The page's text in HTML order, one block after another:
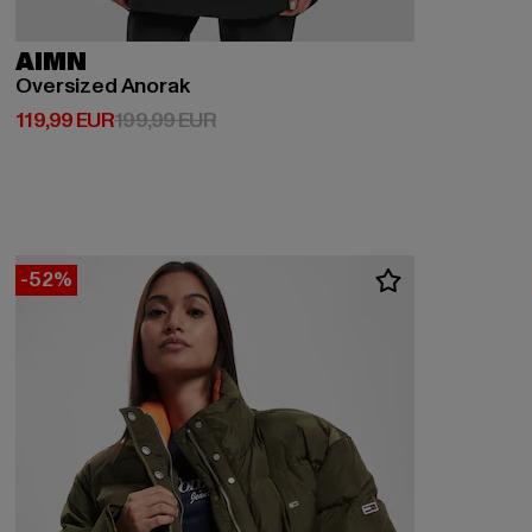
AIMN
Oversized Anorak
119,99 EUR
Derzeitiger Preis: 119,99 EUR
199,99 EURAktionspreis: 199,99 EUR
-52%